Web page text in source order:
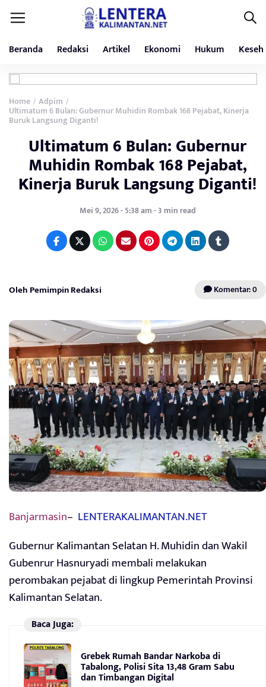
Beranda Redaksi Artikel Ekonomi Hukum
Home / Adpim /
Ultimatum 6 Bulan: Gubernur Muhidin Rombak 168 Pejabat, Kinerja
Buruk Langsung Diganti!
Ultimatum 6 Bulan: Gubernur
Muhidin Rombak 168 Pejabat,
Kinerja Buruk Langsung Diganti!
Mei 9, 2026 - 5:38 am - 3 min read
Oleh Pemimpin Redaksi Komentar: 0
Banjarmasin– LENTERAKALIMANTAN.NET
Gubernur Kalimantan Selatan H. Muhidin dan Wakil
Gubenrur Hasnuryadi membali melakukan
perombakan pejabat di lingkup Pemerintah Provinsi
Kalimantan Selatan.
Baca Juga:
Grebek Rumah Bandar Narkoba di
Tabalong, Polisi Sita 13,48 Gram Sabu
dan Timbangan Digital